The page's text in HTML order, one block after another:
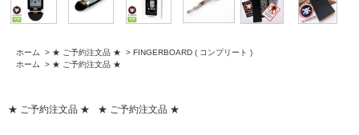
ホーム > ★ ご予約注文品 ★ > FINGERBOARD ( コンプリート )
ホーム
> ★ ご予約注文品 ★
★ ご予約注文品 ★ ★ ご予約注文品 ★